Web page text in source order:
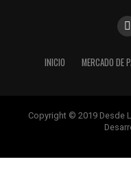
INICIO MERCADO DE
Copyright © 2019 Desde